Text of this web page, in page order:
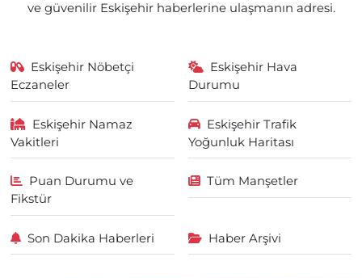
ve güvenilir Eskişehir haberlerine ulaşmanın adresi.
Eskişehir Nöbetçi
Eczaneler
Eskişehir Hava
Durumu
Eskişehir Namaz
Vakitleri
Eskişehir Trafik
Yoğunluk Haritası
Puan Durumu ve
Fikstür
Tüm Manşetler
Son Dakika Haberleri Haber Arşivi